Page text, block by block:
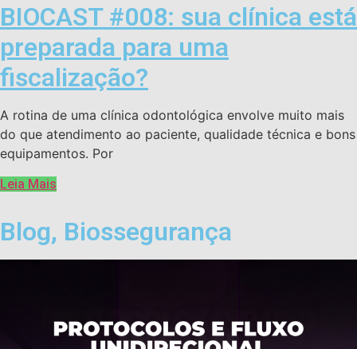
BIOCAST #008: sua clínica está
preparada para uma
fiscalização?
A rotina de uma clínica odontológica envolve muito mais
do que atendimento ao paciente, qualidade técnica e bons
equipamentos. Por
Leia Mais
Blog, Biossegurança